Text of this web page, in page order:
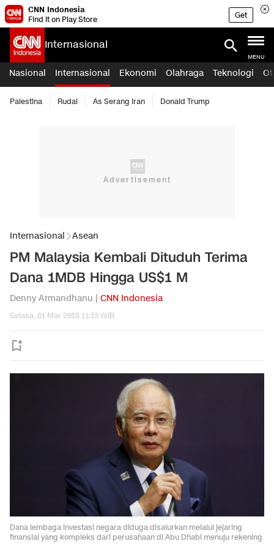
CNN Indonesia
Find it on Play Store
Get
Internasional
MENU
Nasional Internasional Ekonomi Olahraga Teknologi
Palestina Rudal As Serang Iran Donald Trump
Internasional Asean
PM Malaysia Kembali Dituduh Terima
Dana 1MDB Hingga US$1 M
Denny Armandhanu | CNN Indonesia
Selasa, 01 Mar 2016 11:13 WIB
Dana lembaga investasi negara diduga disalurkan melalui jejaring
finansial yang kompleks dari perusahaan di Abu Dhabi menuju rekening